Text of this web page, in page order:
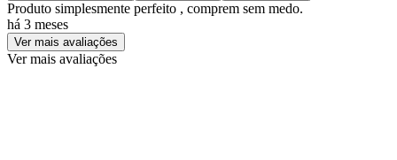
Produto simplesmente perfeito , comprem sem medo.
há 3 meses
Ver mais avaliações
Ver mais avaliações